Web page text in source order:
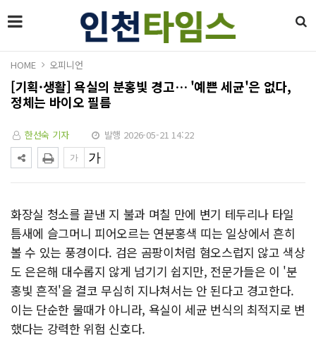
HOME 오피니언
[기획·생활] 욕실의 분홍빛 경고… '예쁜 세균'은 없다,
정체는 바이오 필름
한선숙 기자 발행 2026-05-21 14:22
화장실 청소를 끝낸 지 불과 며칠 만에 변기 테두리나 타일
틈새에 슬그머니 피어오르는 연분홍색 띠는 일상에서 흔히
볼 수 있는 풍경이다. 검은 곰팡이처럼 혐오스럽지 않고 색상
도 은은해 대수롭지 않게 넘기기 쉽지만, 전문가들은 이 '분
홍빛 흔적'을 결코 무심히 지나쳐서는 안 된다고 경고한다.
이는 단순한 물때가 아니라, 욕실이 세균 번식의 최적지로 변
했다는 강력한 위험 신호다.